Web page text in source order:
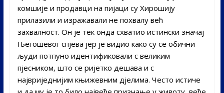
комшије и продавци на пијаци су Хирошију
прилазили и изражавали не похвалу већ
захвалност. Он је тек онда схватио истински значај
Његошевог спјева јер је видио како су се обични
људи потпуно идентификовали с великим
пјесником, што се ријетко дешава и с
највриједнијим књижевним дјелима. Често истиче